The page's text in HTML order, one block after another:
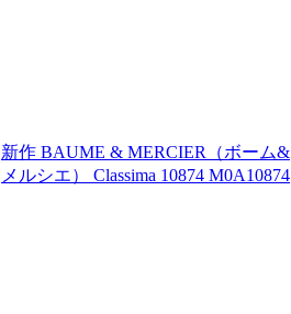
新作 BAUME & MERCIER（ボーム&
メルシエ）
Classima 10874 M0A10874